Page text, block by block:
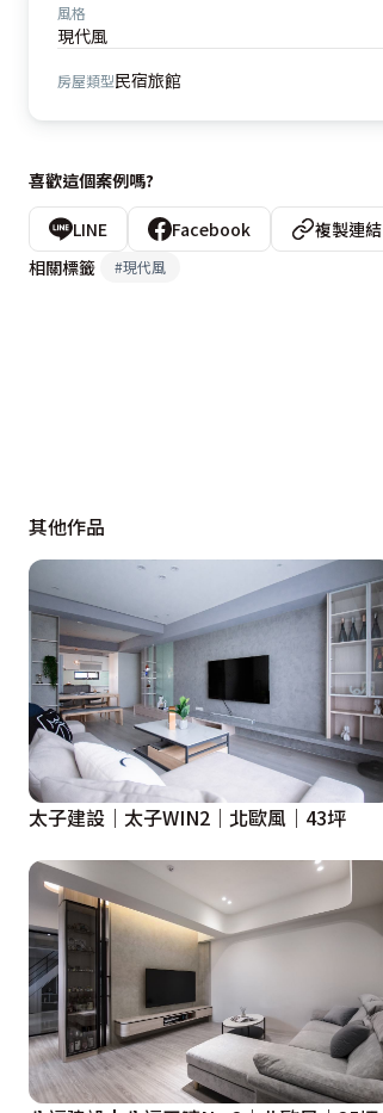
風格
現代風
房屋類型民宿旅館
喜歡這個案例嗎?
LINE Facebook 複製連結
相關標籤
#現代風
其他作品
太子建設｜太子WIN2｜北歐風｜43坪